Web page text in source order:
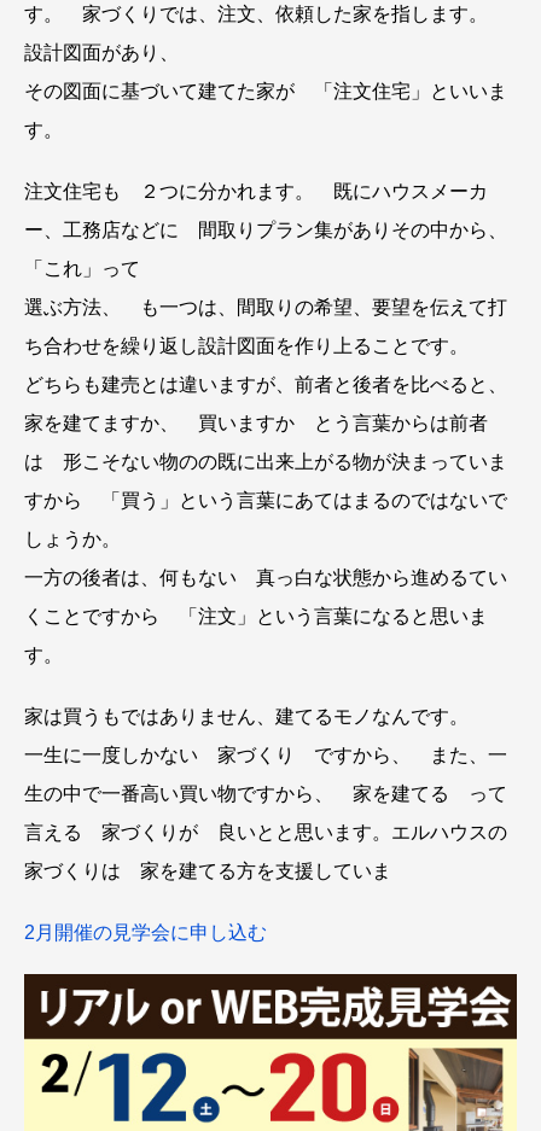
す。 家づくりでは、注文、依頼した家を指します。
設計図面があり、
その図面に基づいて建てた家が 「注文住宅」といいま
す。
注文住宅も ２つに分かれます。 既にハウスメーカ
ー、工務店などに 間取りプラン集がありその中から、
「これ」って
選ぶ方法、 も一つは、間取りの希望、要望を伝えて打
ち合わせを繰り返し設計図面を作り上ることです。
どちらも建売とは違いますが、前者と後者を比べると、
家を建てますか、 買いますか とう言葉からは前者
は 形こそない物のの既に出来上がる物が決まっていま
すから 「買う」という言葉にあてはまるのではないで
しょうか。
一方の後者は、何もない 真っ白な状態から進めるてい
くことですから 「注文」という言葉になると思いま
す。
家は買うもではありません、建てるモノなんです。
一生に一度しかない 家づくり ですから、 また、一
生の中で一番高い買い物ですから、 家を建てる って
言える 家づくりが 良いとと思います。エルハウスの
家づくりは 家を建てる方を支援していま
2月開催の見学会に申し込む